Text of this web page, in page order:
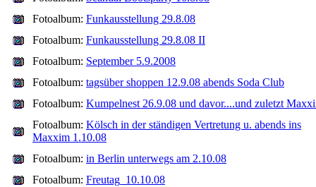
Fotoalbum: Funkausstellung 29.8.08
Fotoalbum: Funkausstellung 29.8.08 II
Fotoalbum: September 5.9.2008
Fotoalbum: tagsüber shoppen 12.9.08 abends Soda Club
Fotoalbum: Kumpelnest 26.9.08 und davor....und zuletzt
Fotoalbum: Kölsch in der ständigen Vertretung u. abends ins
Maxxim 1.10.08
Fotoalbum: in Berlin unterwegs am 2.10.08
Fotoalbum: Freutag_10.10.08